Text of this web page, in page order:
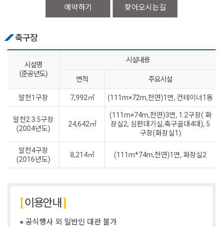
예약하기 찾아오시는길
축구장
시설명
(준공년도)
시설내용
면적 주요시설
알천1구장 7,992㎡ (111m×72m,천연)1면, 컨테이너1동
알천2.3.5구장
(2004년도)
24,642㎡
(111m×74m,천연)3면, 1.2구장( 화
장실2, 심판대기실,축구골대4대), 5
구장(화장실1)
알천4구장
(2016년도)
8,214㎡ (111m*74m,천연)1면, 화장실2
이용안내
공식행사 외 일반인 대관 불가